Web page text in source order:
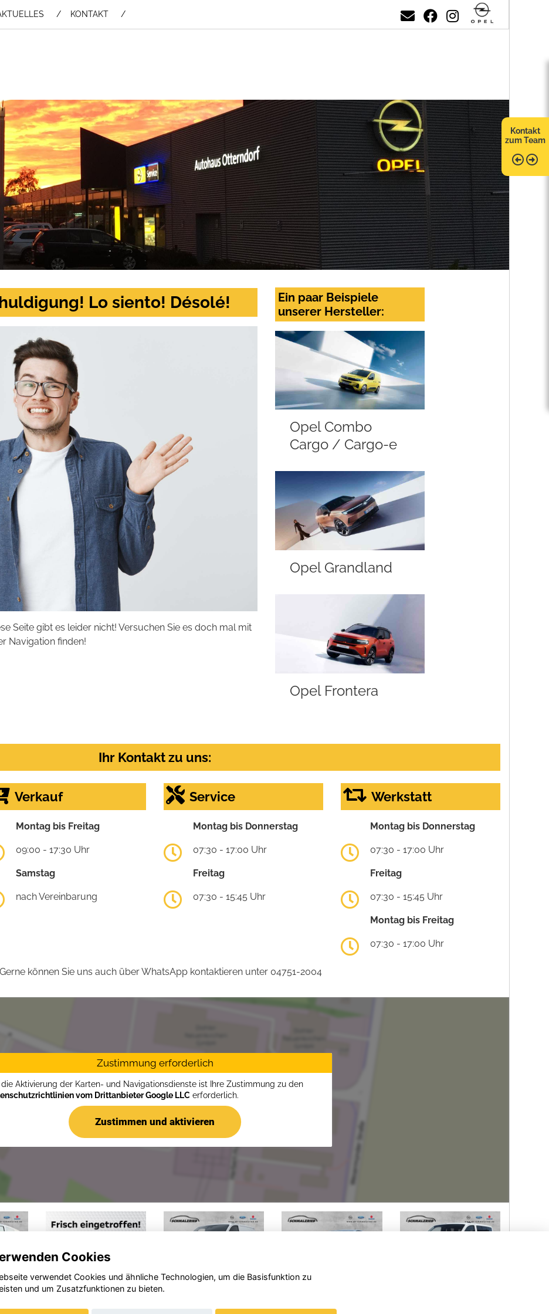
KONTAKT
Kontakt
zum Team
Lo siento! Désolé!
Seite gibt es leider nicht! Versuchen Sie es doch mal mit
Navigation finden!
Ein paar Beispiele
unserer Hersteller:
Opel Combo
Cargo / Cargo-e
Opel Grandland
Opel Frontera
Ihr Kontakt zu uns:
Verkauf
Montag bis Freitag
09:00 - 17:30 Uhr
Samstag
nach Vereinbarung
Service
Montag bis Donnerstag
07:30 - 17:00 Uhr
Freitag
07:30 - 15:45 Uhr
Werkstatt
Montag bis Donnerstag
07:30 - 17:00 Uhr
Freitag
07:30 - 15:45 Uhr
Montag bis Freitag
07:30 - 17:00 Uhr
Gerne können Sie uns auch über WhatsApp kontaktieren unter 04751-2004
Zustimmung erforderlich
die Aktivierung der Karten- und Navigationsdienste ist Ihre Zustimmung zu den
vom Drittanbieter Google LLC erforderlich.
Zustimmen und aktivieren
Cookies
verwendet Cookies und ähnliche Technologien, um die Basisfunktion zu
und um Zusatzfunktionen zu bieten.